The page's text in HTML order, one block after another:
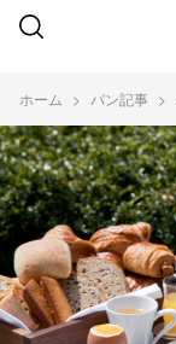
ホーム パン記事